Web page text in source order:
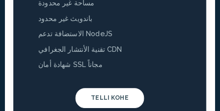
مساحة غير محدودة
باندويث غير محدود
الاستضافة تدعم NodeJS
تقنية الأنتشار الجغرافي CDN
شهادة أمان SSL مجاناً
TELLI KOHE